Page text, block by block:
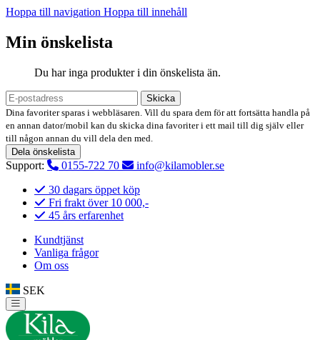
Hoppa till navigation Hoppa till innehåll
Min önskelista
Du har inga produkter i din önskelista än.
Skicka
Dina favoriter sparas i webbläsaren. Vill du spara dem för att fortsätta handla på
en annan dator/mobil kan du skicka dina favoriter i ett mail till dig själv eller
till någon annan du vill dela den med.
Dela önskelista
Support: 0155-722 70
info@kilamobler.se
30 dagars öppet köp
Fri frakt över 10 000,-
45 års erfarenhet
Kundtjänst
Vanliga frågor
Om oss
SEK